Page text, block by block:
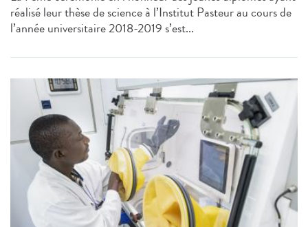
réalisé leur thèse de science à l’Institut Pasteur au cours de
l’année universitaire 2018-2019 s’est...